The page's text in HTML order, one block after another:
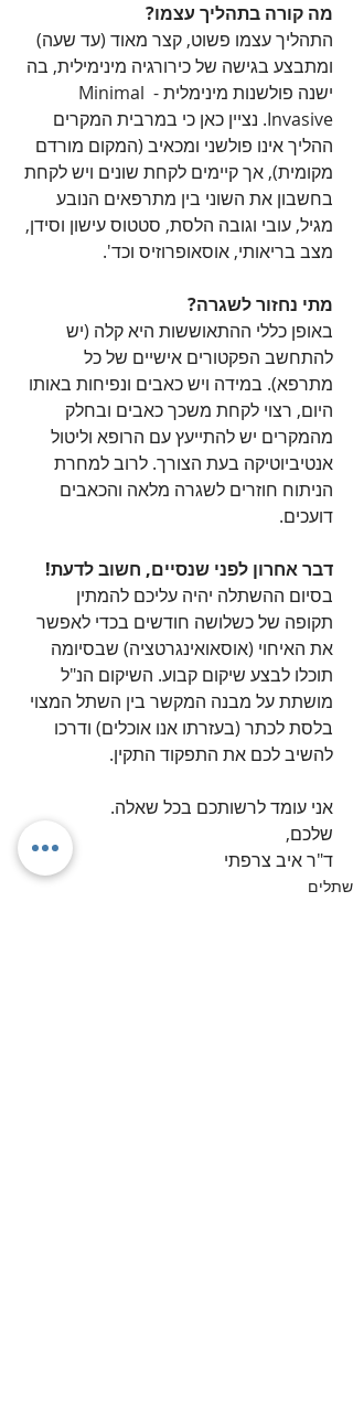
מה קורה בתהליך עצמו?
התהליך עצמו פשוט, קצר מאוד (עד שעה)
ומתבצע בגישה של כירורגיה מינימילית, בה
ישנה פולשנות מינימלית - Minimal
Invasive. נציין כאן כי במרבית המקרים
ההליך אינו פולשני ומכאיב (המקום מורדם
מקומית), אך קיימים לקחת שונים ויש לקחת
בחשבון את השוני בין מתרפאים הנובע
מגיל, עובי וגובה הלסת, סטטוס עישון וסידן,
מצב בריאותי, אוסאופרוזיס וכד'.
מתי נחזור לשגרה?
באופן כללי ההתאוששות היא קלה (יש
להתחשב הפקטורים אישיים של כל
מתרפא). במידה ויש כאבים ונפיחות באותו
היום, רצוי לקחת משכך כאבים ובחלק
מהמקרים יש להתייעץ עם הרופא וליטול
אנטיביוטיקה בעת הצורך. לרוב למחרת
הניתוח חוזרים לשגרה מלאה והכאבים
דועכים.
דבר אחרון לפני שנסיים, חשוב לדעת!
בסיום ההשתלה יהיה עליכם להמתין
תקופה של כשלושה חודשים בכדי לאפשר
את האיחוי (אוסאואינגרטציה) שבסיומה
תוכלו לבצע שיקום קבוע. השיקום הנ"ל
מושתת על מבנה המקשר בין השתל המצוי
בלסת לכתר (בעזרתו אנו אוכלים) ודרכו
להשיב לכם את התפקוד התקין.
אני עומד לרשותכם בכל שאלה.
שלכם,
ד"ר איב צרפתי
שתלים